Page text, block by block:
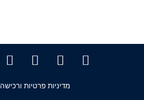
מדיניות פרטיות ורכישה